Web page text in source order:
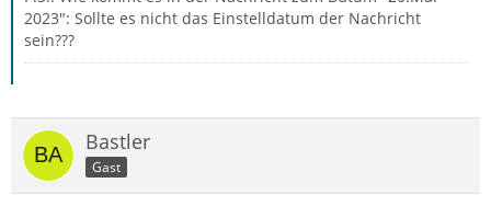
2023": Sollte es nicht das Einstelldatum der Nachricht
sein???
Bastler
Gast